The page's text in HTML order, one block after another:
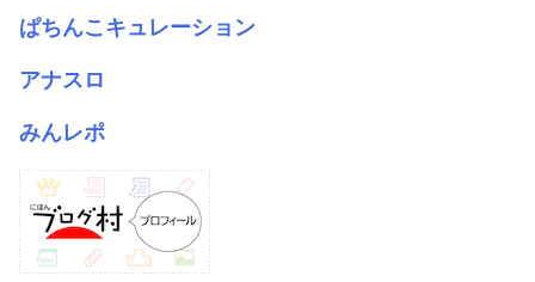
ぱちんこキュレーション
アナスロ
みんレポ